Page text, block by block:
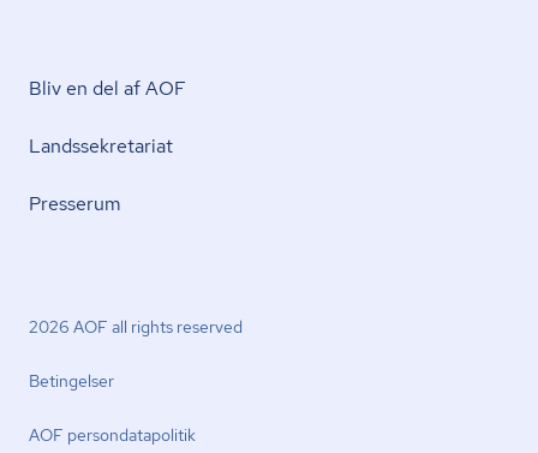
Bliv en del af AOF
Lands­se­kre­ta­ri­at
Presserum
2026 AOF all rights reserved
Betingelser
AOF per­son­da­ta­po­li­tik